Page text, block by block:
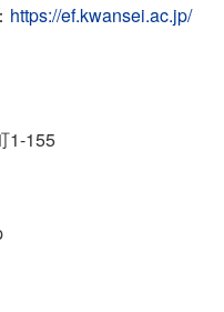
https://ef.kwansei.ac.jp/
1-155